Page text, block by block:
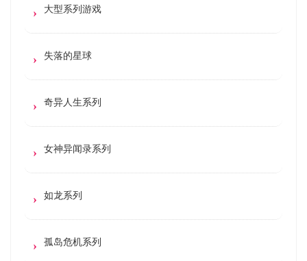
大型系列游戏
失落的星球
奇异人生系列
女神异闻录系列
如龙系列
孤岛危机系列